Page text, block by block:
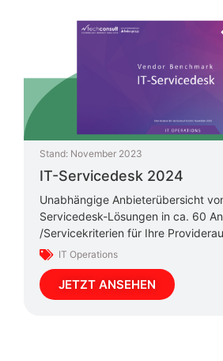
Stand: November 2023
IT-Servicedesk 2024
Unabhängige Anbieterübersicht
Servicedesk-Lösungen in ca. 60
/Servicekriterien für Ihre
IT Operations
JETZT ANSEHEN